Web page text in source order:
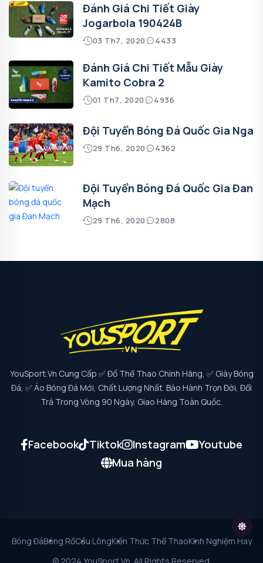
Đánh Giá Chi Tiết Giày
Jogarbola 190424B
03 Th7, 2020 4433
Đánh Giá Chi Tiết Mẫu Giày
Kamito Cobra 2
01 Th7, 2020 4936
Đội Tuyển Bóng Đá Quốc Gia Nga
29 Th6, 2020 4362
Đội Tuyển Bóng Đá Quốc Gia Đan
Mạch
29 Th6, 2020 2808
YouSport.vn Cung Cấp ✅ Đồ Thể Thao Chính Hãng, ✅ Giày Bóng
Đá, ✅ Áo Bóng Đá Mới, Chất Lượng Nhất. Bảo Hành Trọn Đời, Đổi
Trả Trong Vòng 90 Ngày, Giao Hàng Toàn Quốc.
Facebook Tiktok Instagram
Youtube
Mua hàng
Bóng ĐáBóng RổCầu LôngKiến Thức Thể ThaoKinh Nghiệm Hay